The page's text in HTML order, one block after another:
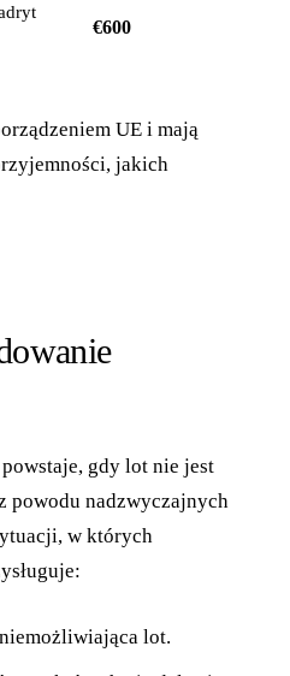
€600
UE i mają
jakich
gdy lot nie jest
powodu nadzwyczajnych
w których
lot.